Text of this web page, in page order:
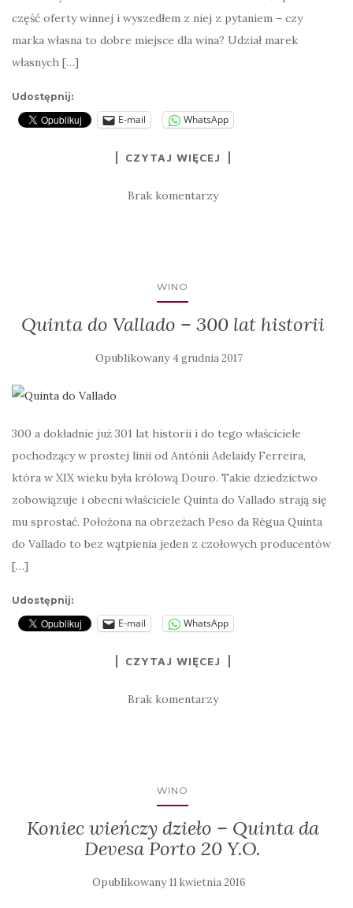
część oferty winnej i wyszedłem z niej z pytaniem – czy
marka własna to dobre miejsce dla wina? Udział marek
własnych […]
Udostępnij:
E-mail WhatsApp
CZYTAJ WIĘCEJ
Brak komentarzy
WINO
Quinta do Vallado – 300 lat historii
Opublikowany4 grudnia 2017
300 a dokładnie już 301 lat historii i do tego właściciele
pochodzący w prostej linii od Antónii Adelaidy Ferreira,
która w XIX wieku była królową Douro. Takie dziedzictwo
zobowiązuje i obecni właściciele Quinta do Vallado strają się
mu sprostać. Położona na obrzeżach Peso da Régua Quinta
do Vallado to bez wątpienia jeden z czołowych producentów
[…]
Udostępnij:
E-mail WhatsApp
CZYTAJ WIĘCEJ
Brak komentarzy
WINO
Koniec wieńczy dzieło – Quinta da
Devesa Porto 20 Y.O.
Opublikowany11 kwietnia 2016